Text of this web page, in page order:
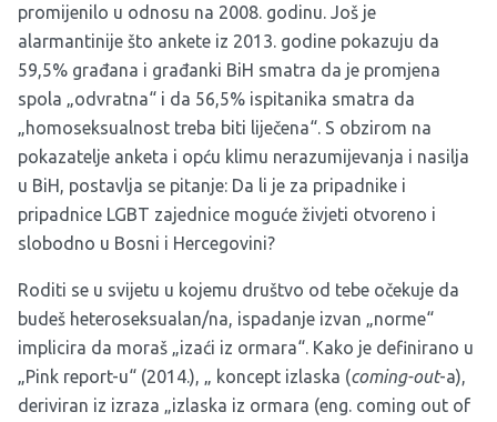
promijenilo u odnosu na 2008. godinu. Još je
alarmantinije što ankete iz 2013. godine pokazuju da
59,5% građana i građanki BiH smatra da je promjena
spola „odvratna“ i da 56,5% ispitanika smatra da
„homoseksualnost treba biti liječena“. S obzirom na
pokazatelje anketa i opću klimu nerazumijevanja i nasilja
u BiH, postavlja se pitanje: Da li je za pripadnike i
pripadnice LGBT zajednice moguće živjeti otvoreno i
slobodno u Bosni i Hercegovini?
Roditi se u svijetu u kojemu društvo od tebe očekuje da
budeš heteroseksualan/na, ispadanje izvan „norme“
implicira da moraš „izaći iz ormara“. Kako je definirano u
„Pink report-u“ (2014.), „ koncept izlaska (coming-out-a),
deriviran iz izraza „izlaska iz ormara (eng. coming out of